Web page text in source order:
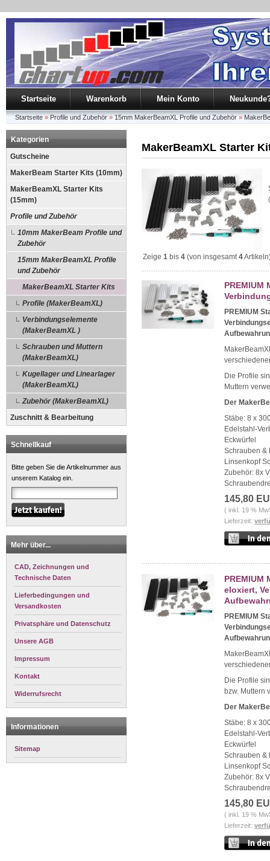
Startseite Warenkorb Mein Konto
Startseite » Profile und Zubehör » 15mm MakerBeamXL Profile und Zubehör »
Kategorien
Gutscheine
MakerBeam Starter Kits (10mm)
MakerBeamXL Starter Kits
(15mm)
Profile und Zubehör
10mm MakerBeam Profile und
Zubehör
15mm MakerBeamXL Profile
und Zubehör
MakerBeamXL Starter Kits
Profile (MakerBeamXL)
Verbindungselemente
(MakerBeamXL )
Schrauben und Muttern
(MakerBeamXL)
Kugellager und Linearlager
(MakerBeamXL)
Zubehör (MakerBeamXL)
Zuschnitt & Bearbeitung
Schnellkauf
Bitte geben Sie die Artikelnummer aus
unserem Katalog ein.
Mehr über...
CAD, Zeichnungen und
Technische Daten
Lieferbedingungen und
Versandkosten
Privatsphäre und Datenschutz
Unsere AGB
Impressum
Kontakt
Widerrufsrecht
Informationen
Sitemap
MakerBeamXL Starter
Zeige 1 bis 4 (von insgesamt4
PREMIUM
PREMIUM
Die Profile
Muttern
Der
Stäbe: 8 x
Edelstahl-
Eckwürfel
Schrauben &
Linsenkopf
Zubehör: 8x
145,80
( inkl. 19 %
Lieferzeit:
PREMIUM
eloxiert,
PREMIUM
Die Profile
bzw. Muttern
Der
Stäbe: 8 x
Edelstahl-
Eckwürfel
Schrauben &
Linsenkopf
Zubehör: 8x
145,80
( inkl. 19 %
Lieferzeit: